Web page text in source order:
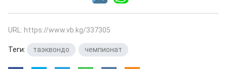
URL: https://www.vb.kg/337305
Теги: таэквондо чемпионат